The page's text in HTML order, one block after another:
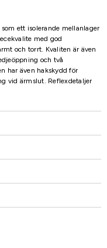
ett isolerande mellanlager
med god
och torrt. Kvaliten är även
och två
har även hakskydd för
vid ärmslut. Reflexdetaljer